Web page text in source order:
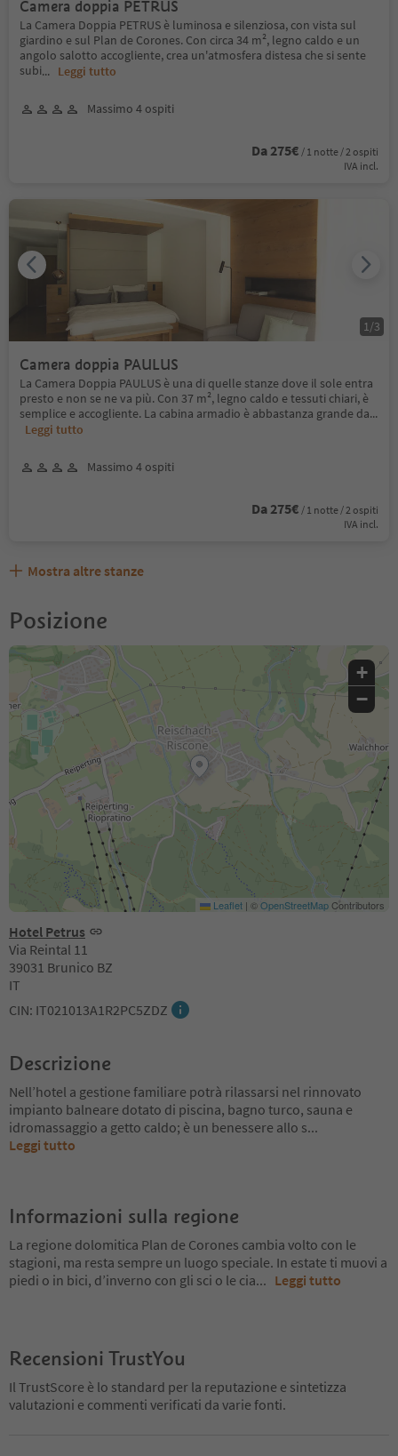
Camera doppia PETRUS
La Camera Doppia PETRUS è luminosa e silenziosa, con vista sul
giardino e sul Plan de Corones. Con circa 34 m², legno caldo e un
angolo salotto accogliente, crea un'atmosfera distesa che si sente
subi... Leggi tutto
Massimo 4 ospiti
Da 275€ / 1 notte / 2 ospiti
IVA incl.
Camera doppia PAULUS
La Camera Doppia PAULUS è una di quelle stanze dove il sole entra
presto e non se ne va più. Con 37 m², legno caldo e tessuti chiari, è
semplice e accogliente. La cabina armadio è abbastanza grande da...
Leggi tutto
Massimo 4 ospiti
Da 275€ / 1 notte / 2 ospiti
IVA incl.
1/3
Mostra altre stanze
Posizione
Hotel Petrus
Via Reintal 11
39031 Brunico BZ
IT
CIN: IT021013A1R2PC5ZDZ
+
−
Leaflet | ©OpenStreetMapContributors
Descrizione
Nell’hotel a gestione familiare potrà rilassarsi nel rinnovato
impianto balneare dotato di piscina, bagno turco, sauna e
idromassaggio a getto caldo; è un benessere allo s...
Leggi tutto
Informazioni sulla regione
La regione dolomitica Plan de Corones cambia volto con le
stagioni, ma resta sempre un luogo speciale. In estate ti muovi a
piedi o in bici, d’inverno con gli sci o le cia... Leggi tutto
Recensioni TrustYou
Il TrustScore è lo standard per la reputazione e sintetizza
valutazioni e commenti verificati da varie fonti.